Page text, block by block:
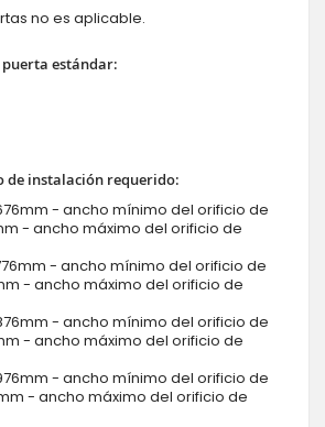
no es aplicable.
puerta estándar:
de instalación requerido:
- ancho mínimo del orificio de
- ancho máximo del orificio de
- ancho mínimo del orificio de
- ancho máximo del orificio de
- ancho mínimo del orificio de
- ancho máximo del orificio de
- ancho mínimo del orificio de
- ancho máximo del orificio de